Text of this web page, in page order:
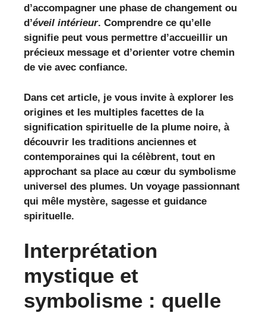
d’accompagner une phase de changement ou
d’éveil intérieur. Comprendre ce qu’elle
signifie peut vous permettre d’accueillir un
précieux message et d’orienter votre chemin
de vie avec confiance.
Dans cet article, je vous invite à explorer les
origines et les multiples facettes de la
signification spirituelle de la plume noire, à
découvrir les traditions anciennes et
contemporaines qui la célèbrent, tout en
approchant sa place au cœur du symbolisme
universel des plumes. Un voyage passionnant
qui mêle mystère, sagesse et guidance
spirituelle.
Interprétation
mystique et
symbolisme : quelle